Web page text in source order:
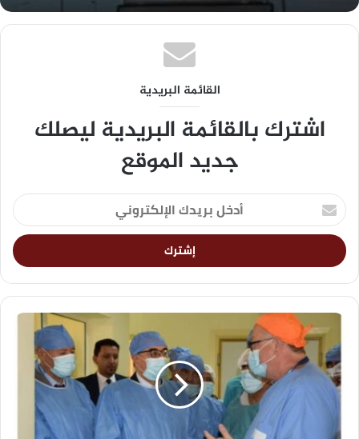
القائمة البريدية
اشترك بالقائمة البريدية ليصلك
جديد الموقع